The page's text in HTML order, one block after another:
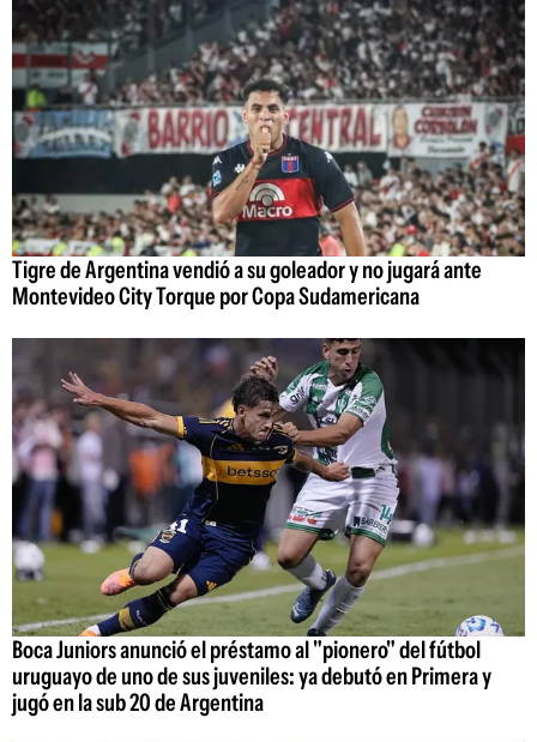
Tigre de Argentina vendió a su goleador y no jugará ante
Montevideo City Torque por Copa Sudamericana
Boca Juniors anunció el préstamo al "pionero" del fútbol
uruguayo de uno de sus juveniles: ya debutó en Primera y
jugó en la sub 20 de Argentina